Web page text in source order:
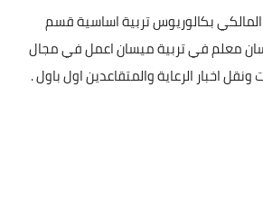
بكالوريوس تربية اساسية قسم
معلم في تربية ميسان اعمل في مجال
ونقل اخبار الرعاية والمتقاعدين اول باول .